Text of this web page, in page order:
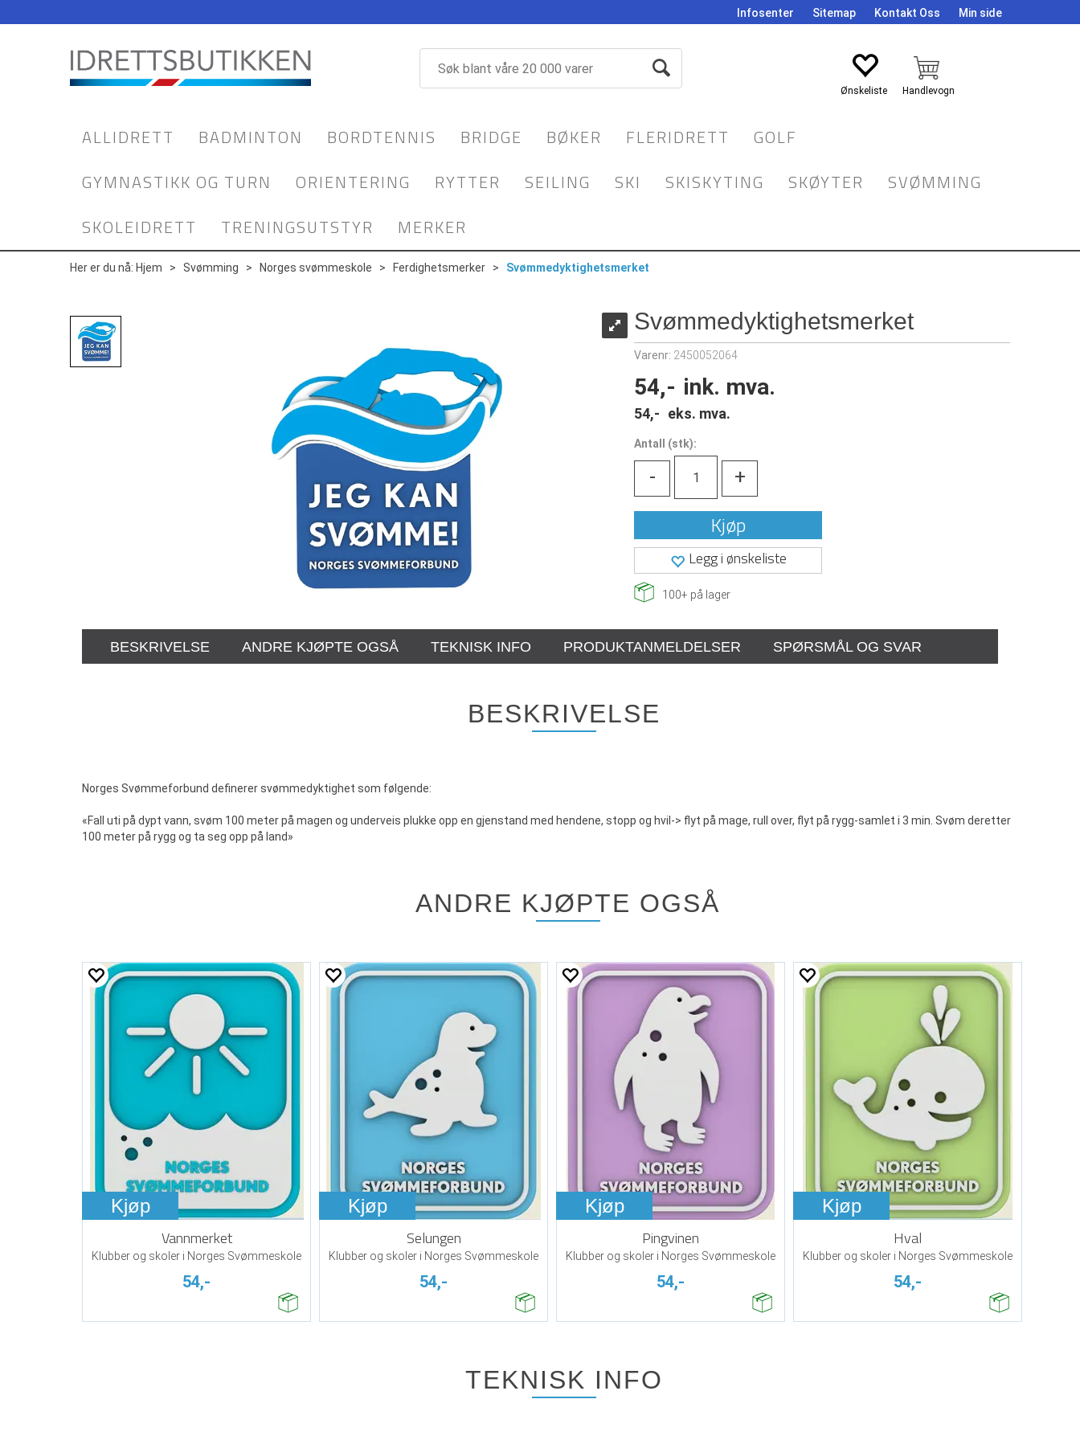
Infosenter Sitemap Kontakt Oss Min side
ALLIDRETT BADMINTON BORDTENNIS BRIDGE BØKER FLERIDRETT
GOLF
GYMNASTIKK OG TURN
ORIENTERING RYTTER SEILING SKI SKISKYTING SKØYTER
SVØMMING
SKOLEIDRETT
TRENINGSUTSTYR MERKER
Her er du nå: Hjem > Svømming > Norges svømmeskole > Ferdighetsmerker > Svømmedyktighetsmerket
Svømmedyktighetsmerket
Varenr: 2450052064
54,- ink. mva.
54,- eks. mva.
Antall (stk):
- +
Kjøp
Legg i ønskeliste
100+ på lager
BESKRIVELSE ANDRE KJØPTE OGSÅ TEKNISK INFO PRODUKTANMELDELSER SPØRSMÅL OG SVAR
BESKRIVELSE
Norges Svømmeforbund definerer svømmedyktighet som følgende:
«Fall uti på dypt vann, svøm 100 meter på magen og underveis plukke opp en gjenstand med hendene, stopp og hvil-> flyt på mage, rull over, flyt på rygg-samlet i 3 min. Svøm deretter
100 meter på rygg og ta seg opp på land»
ANDRE KJØPTE OGSÅ
Kjøp
Vannmerket
Klubber og skoler i Norges Svømmeskole
54,-
Kjøp
Selungen
Klubber og skoler i Norges Svømmeskole
54,-
Kjøp
Pingvinen
Klubber og skoler i Norges Svømmeskole
54,-
Kjøp
Hval
Klubber og skoler i Norges Svømmeskole
54,-
TEKNISK INFO